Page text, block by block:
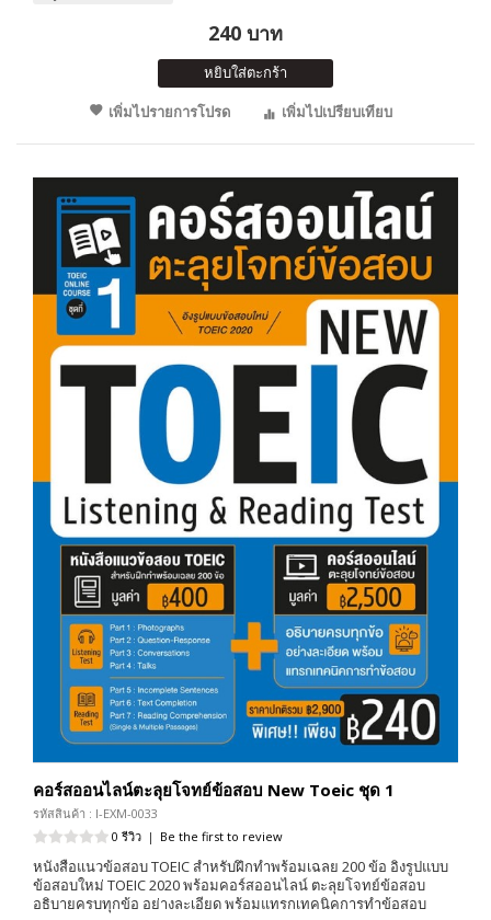
240 บาท
หยิบใส่ตะกร้า
เพิ่มไปรายการโปรด
เพิ่มไปเปรียบเทียบ
คอร์สออนไลน์ตะลุยโจทย์ข้อสอบ New Toeic ชุด 1
รหัสสินค้า : I-EXM-0033
0 รีวิว | Be the first to review
หนังสือแนวข้อสอบ TOEIC สำหรับฝึกทำพร้อมเฉลย 200 ข้อ อิงรูปแบบ
ข้อสอบใหม่ TOEIC 2020 พร้อมคอร์สออนไลน์ ตะลุยโจทย์ข้อสอบ
อธิบายครบทุกข้อ อย่างละเอียด พร้อมแทรกเทคนิคการทำข้อสอบ